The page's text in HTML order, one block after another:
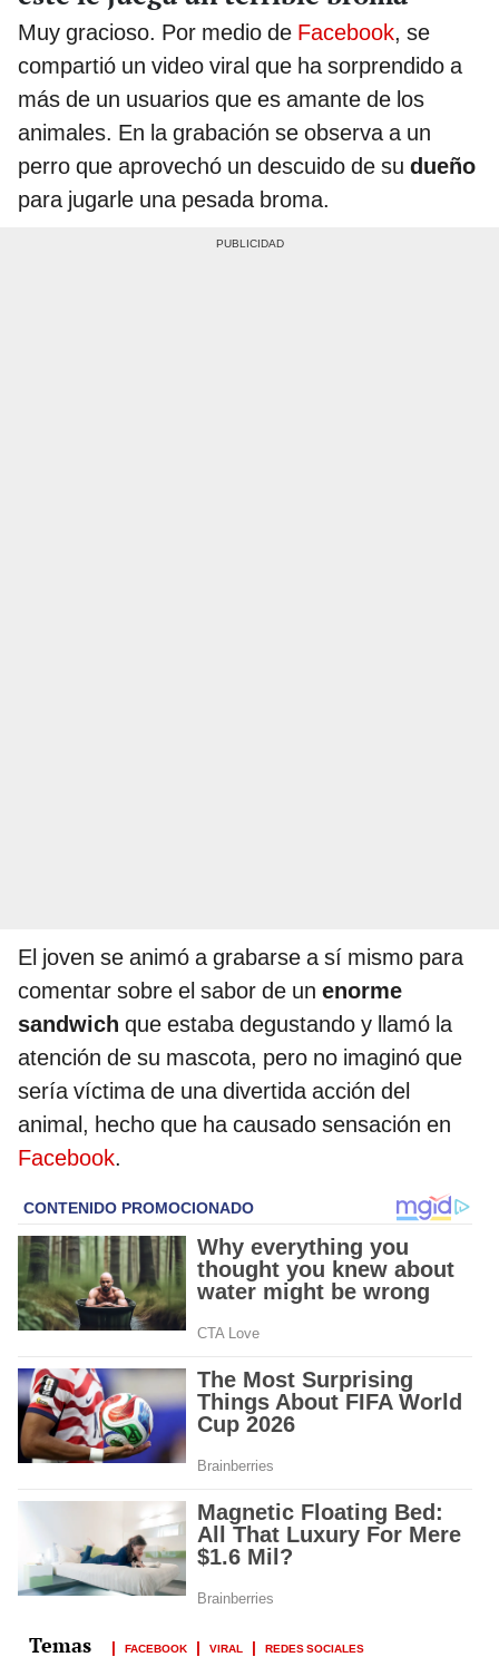
Muy gracioso. Por medio de Facebook, se
compartió un video viral que ha sorprendido a
más de un usuarios que es amante de los
animales. En la grabación se observa a un
perro que aprovechó un descuido de su dueño
para jugarle una pesada broma.
El joven se animó a grabarse a sí mismo para
comentar sobre el sabor de un enorme
sandwich que estaba degustando y llamó la
atención de su mascota, pero no imaginó que
sería víctima de una divertida acción del
animal, hecho que ha causado sensación en
Facebook.
FACEBOOK VIRAL REDES SOCIALES